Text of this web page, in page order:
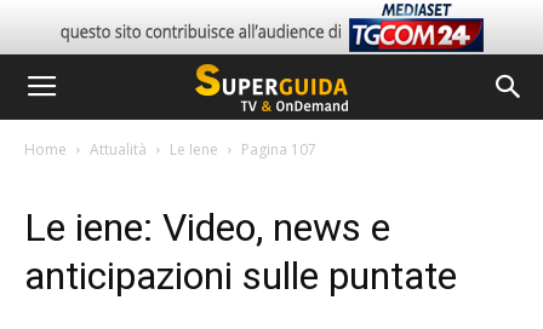
Home Attualità Le Iene Pagina 107
Le iene: Video, news e
anticipazioni sulle puntate